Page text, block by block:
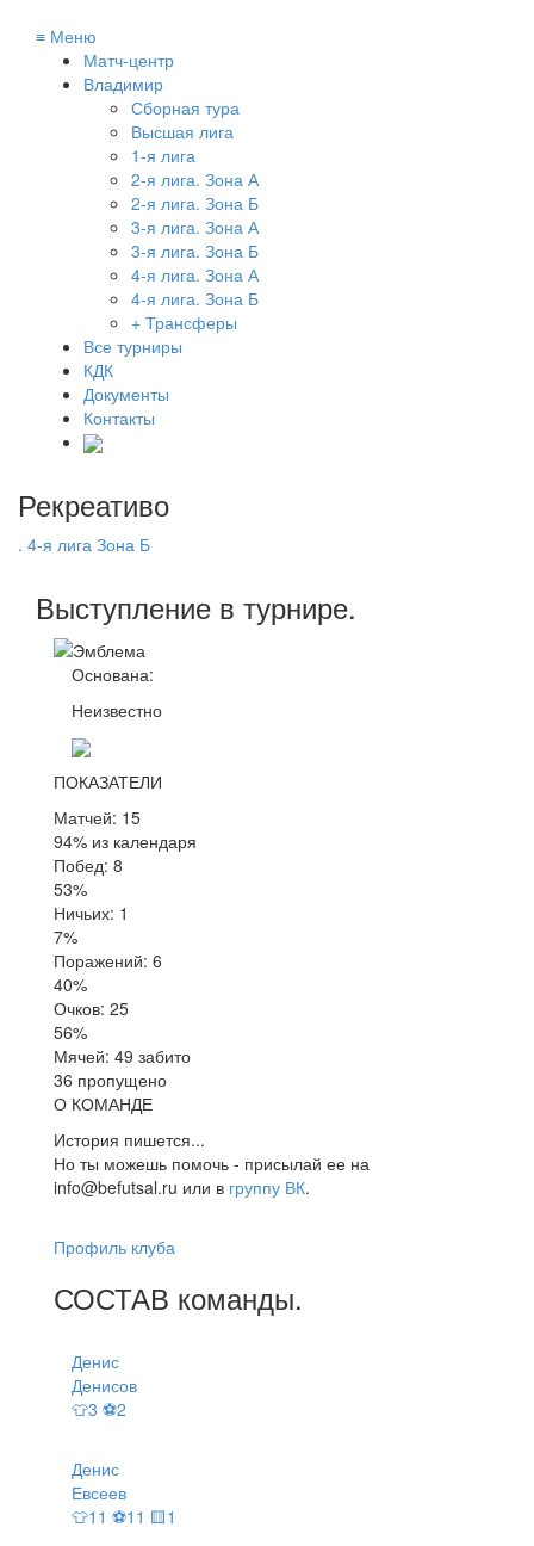
≡ Меню
Матч-центр
Владимир
Сборная тура
Высшая лига
1-я лига
2-я лига. Зона А
2-я лига. Зона Б
3-я лига. Зона А
3-я лига. Зона Б
4-я лига. Зона А
4-я лига. Зона Б
+ Трансферы
Все турниры
КДК
Документы
Контакты
Рекреативо
. 4-я лига Зона Б
Выступление в турнире.
Основана:
Неизвестно
ПОКАЗАТЕЛИ
Матчей: 15
94% из календаря
Побед: 8
53%
Ничьих: 1
7%
Поражений: 6
40%
Очков: 25
56%
Мячей: 49 забито
36 пропущено
О КОМАНДЕ
История пишется...
Но ты можешь помочь - присылай ее на
info@befutsal.ru или в группу ВК.
Профиль клуба
СОСТАВ команды.
Денис
Денисов
👕3 ⚽2
Денис
Евсеев
👕11 ⚽11 🟨1